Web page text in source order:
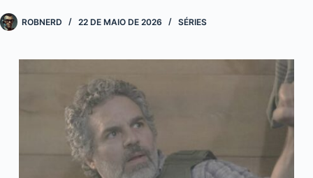
ROBNERD 22 DE MAIO DE 2026 SÉRIES